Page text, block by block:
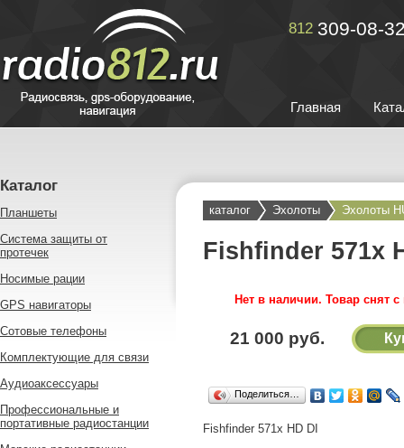
812 309-08-
Главная
Каталог
Планшеты
Система защиты от
протечек
Носимые рации
GPS навигаторы
Сотовые телефоны
Комплектующие для связи
Аудиоаксессуары
Профессиональные и
портативные радиостанции
каталог Эхолоты Эхолоты
Fishfinder 571x
Нет в наличии. Товар снят с
21 000 руб.
Поделиться…
Fishfinder 571x HD DI